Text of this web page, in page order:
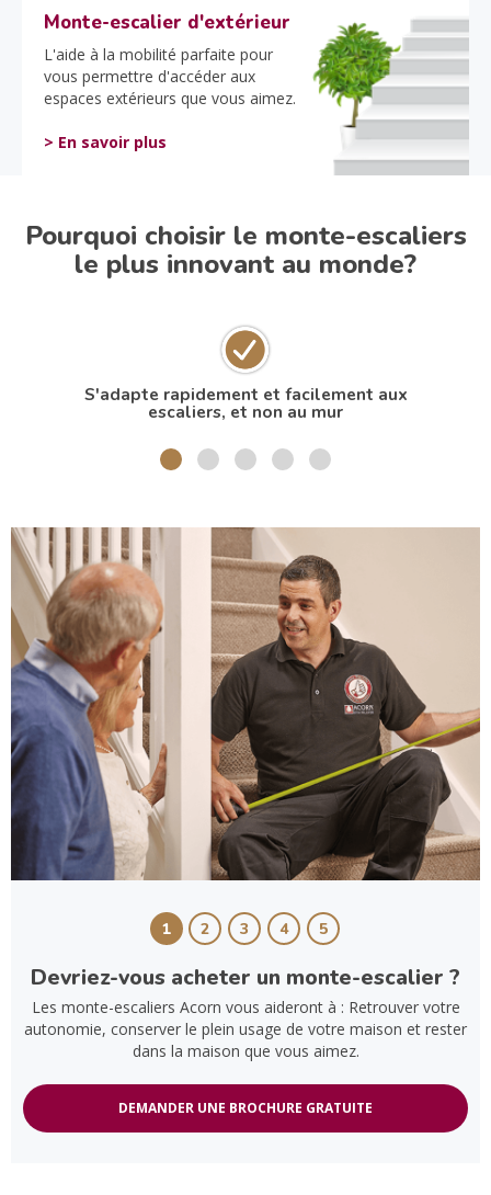
Monte-escalier d'extérieur
L'aide à la mobilité parfaite pour
vous permettre d'accéder aux
espaces extérieurs que vous aimez.
> En savoir plus
Pourquoi choisir le monte-escaliers
le plus innovant au monde?
S'adapte rapidement et facilement aux
escaliers, et non au mur
1 2 3 4 5
Devriez-vous acheter un monte-escalier ?
Les monte-escaliers Acorn vous aideront à : Retrouver votre
autonomie, conserver le plein usage de votre maison et rester
dans la maison que vous aimez.
DEMANDER UNE BROCHURE GRATUITE